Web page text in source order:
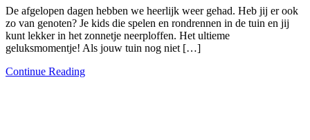
De afgelopen dagen hebben we heerlijk weer gehad. Heb jij er ook
zo van genoten? Je kids die spelen en rondrennen in de tuin en jij
kunt lekker in het zonnetje neerploffen. Het ultieme
geluksmomentje! Als jouw tuin nog niet […]
Continue Reading